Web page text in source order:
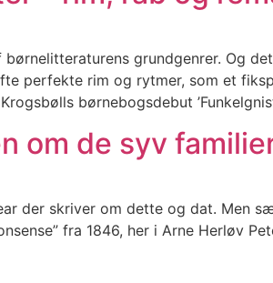
børnelitteraturens grundgenrer. Og
perfekte rim og rytmer, som et
børnebogsdebut
om de syv
der skriver om dette og dat. Men
fra 1846, her i Arne Herløv